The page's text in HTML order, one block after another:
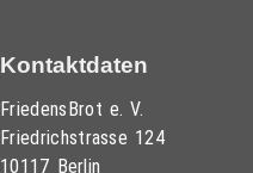
Kontaktdaten
FriedensBrot e. V.
Friedrichstrasse 124
10117 Berlin